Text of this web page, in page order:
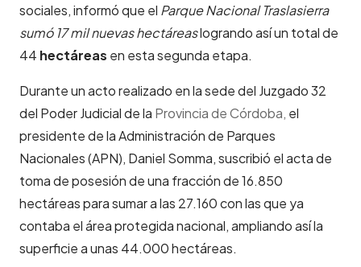
sociales, informó que el Parque Nacional Traslasierra
sumó 17 mil nuevas hectáreaslogrando así un total de
44 hectáreas en esta segunda etapa.
Durante un acto realizado en la sede del Juzgado 32
del Poder Judicial de la Provincia de Córdoba, el
presidente de la Administración de Parques
Nacionales (APN), Daniel Somma, suscribió el acta de
toma de posesión de una fracción de 16.850
hectáreas para sumar a las 27.160 con las que ya
contaba el área protegida nacional, ampliando así la
superficie a unas 44.000 hectáreas.